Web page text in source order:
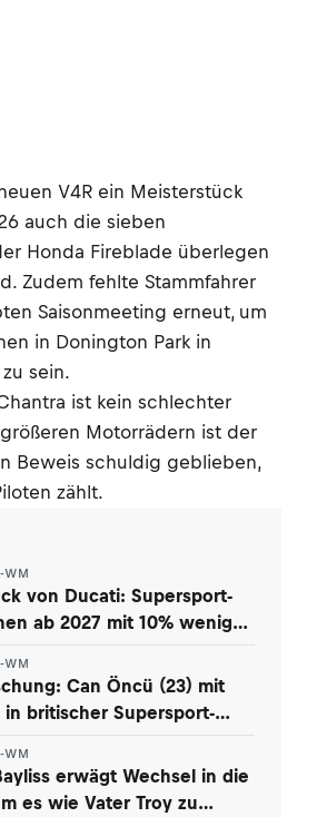
V4R ein Meisterstück
auch die sieben
Honda Fireblade überlegen
Zudem fehlte Stammfahrer
Saisonmeeting erneut, um
in Donington Park in
sein.
ist kein schlechter
Motorrädern ist der
Beweis schuldig geblieben,
zählt.
WM
von Ducati: Supersport-
ab 2027 mit 10% weniger
WM
Can Öncü (23) mit
in britischer Supersport-
WM
erwägt Wechsel in die
es wie Vater Troy zu